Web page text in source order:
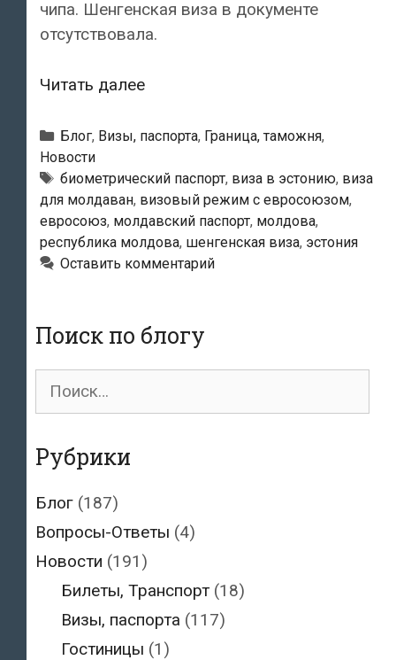
чипа. Шенгенская виза в документе
отсутствовала.
Читать далееЭстонские
не
в
страну
гражданина
Молдовы
Рубрики
Блог, Визы, паспорта, Граница, таможня,
Новости
Метки
биометрический паспорт, виза в эстонию, виза
для молдаван, визовый режим с евросоюзом,
евросоюз, молдавский паспорт, молдова,
республика молдова, шенгенская виза, эстония
Оставить комментарий
Поиск по блогу
Поиск
Рубрики
Блог (187)
Вопросы-Ответы (4)
Новости (191)
Билеты, Транспорт(18)
Визы, паспорта (117)
Гостиницы (1)